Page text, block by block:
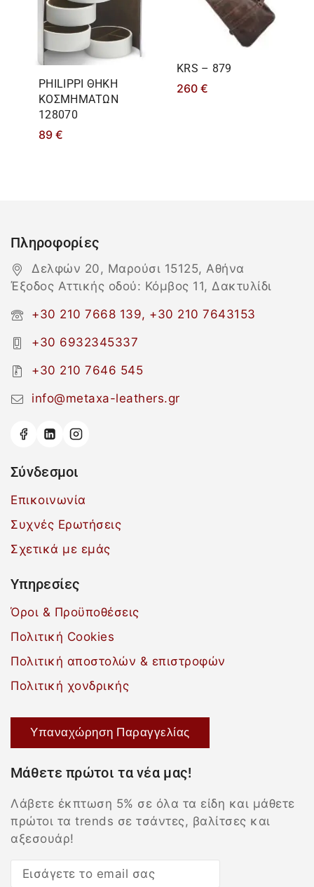
PHILIPPΙ ΘΗΚΗ
ΚΟΣΜΗΜΑΤΩΝ
128070
89 €
KRS – 879
260 €
Πληροφορίες
Δελφών 20, Μαρούσι 15125, Αθήνα
Έξοδος Αττικής οδού: Κόμβος 11, Δακτυλίδι
+30 210 7668 139, +30 210 7643153
+30 6932345337
+30 210 7646 545
info@metaxa-leathers.gr
Σύνδεσμοι
Επικοινωνία
Συχνές Ερωτήσεις
Σχετικά με εμάς
Υπηρεσίες
Όροι & Προϋποθέσεις
Πολιτική Cookies
Πολιτική αποστολών & επιστροφών
Πολιτική χονδρικής
Υπαναχώρηση Παραγγελίας
Μάθετε πρώτοι τα νέα μας!
Λάβετε έκπτωση 5% σε όλα τα είδη και μάθετε
πρώτοι τα trends σε τσάντες, βαλίτσες και
αξεσουάρ!